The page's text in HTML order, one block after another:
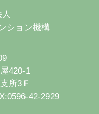
ション機構
420-1
所3Ｆ
42-2929